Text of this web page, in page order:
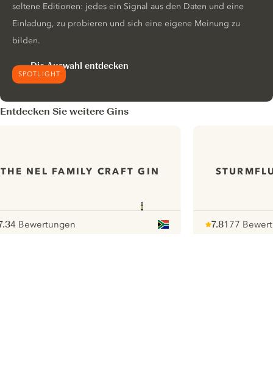
SPOTLIGHT
seltene Editionen: jedes ein Signal aus den Daten und eine
Einladung, zu probieren und sich eine eigene Meinung zu
bilden.
Die Auswahl entdecken
Entdecken Sie weitere Gins
THE NEL FAMILY CRAFT GIN
4 Bewertungen
7.8177